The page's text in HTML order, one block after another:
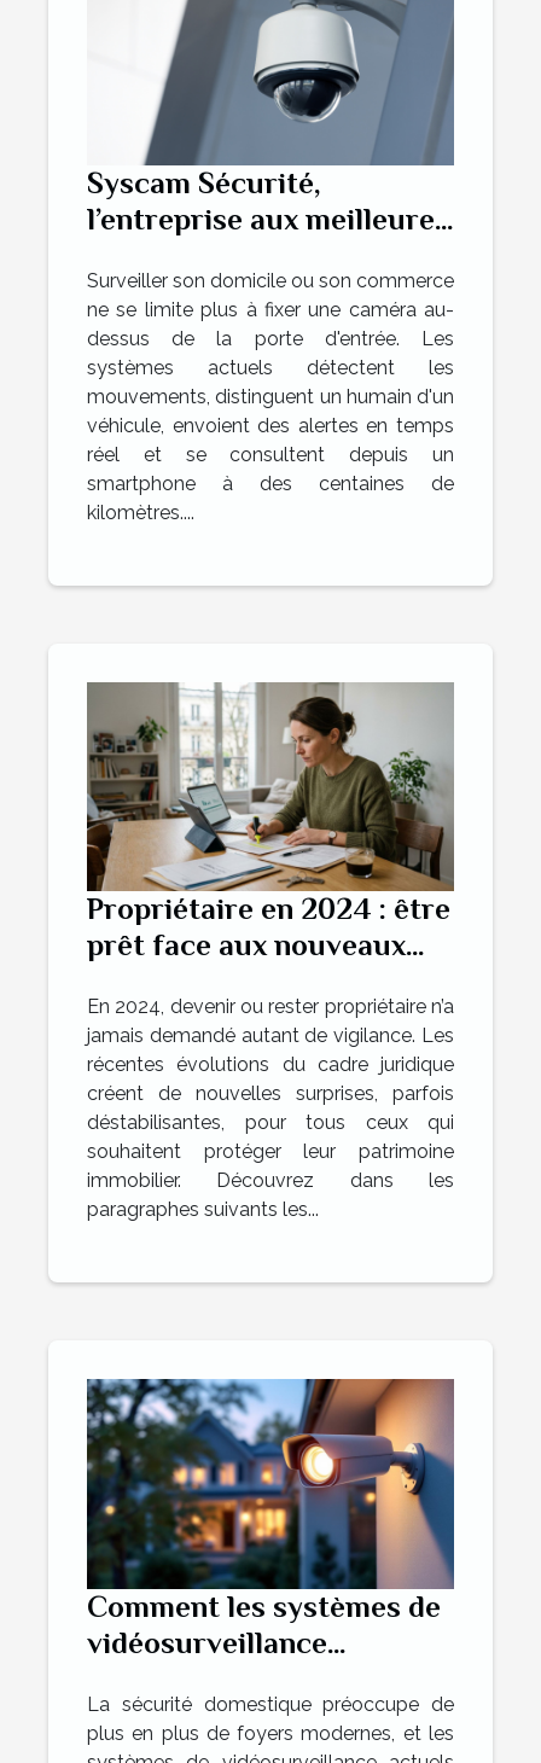
Syscam Sécurité,
l’entreprise aux meilleures
vidéosurveillance dans le
Var
Surveiller son domicile ou son commerce
ne se limite plus à fixer une caméra au-
dessus de la porte d'entrée. Les
systèmes actuels détectent les
mouvements, distinguent un humain d'un
véhicule, envoient des alertes en temps
réel et se consultent depuis un
smartphone à des centaines de
kilomètres....
Propriétaire en 2024 : être
prêt face aux nouveaux
juridiques
En 2024, devenir ou rester propriétaire n’a
jamais demandé autant de vigilance. Les
récentes évolutions du cadre juridique
créent de nouvelles surprises, parfois
déstabilisantes, pour tous ceux qui
souhaitent protéger leur patrimoine
immobilier. Découvrez dans les
paragraphes suivants les...
Comment les systèmes de
vidéosurveillance
renforcer la sécurité
domestique ?
La sécurité domestique préoccupe de
plus en plus de foyers modernes, et les